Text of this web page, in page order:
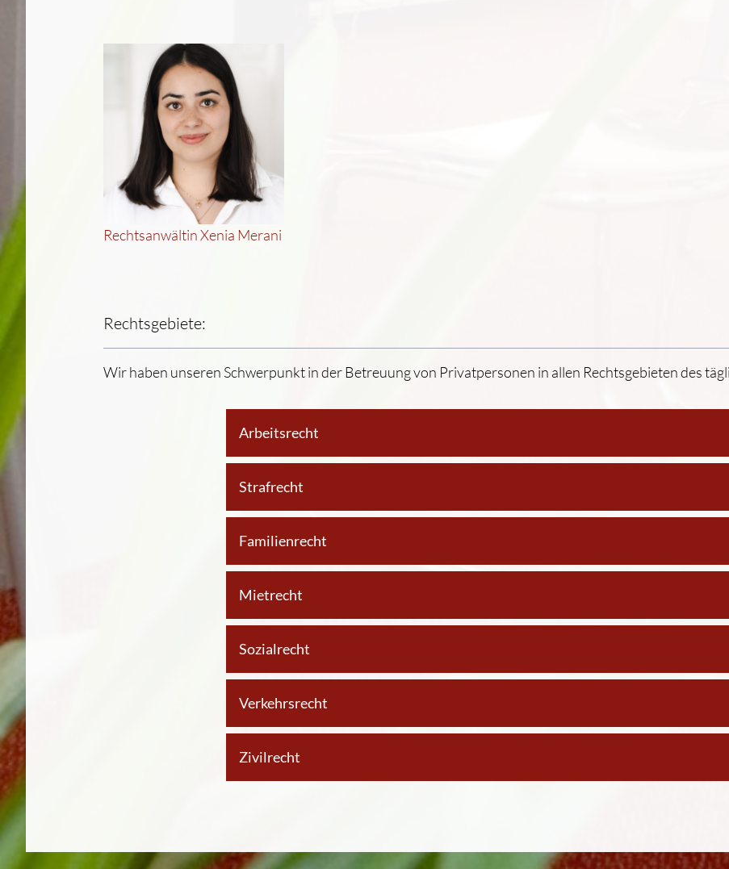
Rechtsanwältin Xenia Merani
Rechtsgebiete:
Wir haben unseren Schwerpunkt in der Betreuung von Privatpersonen in allen Rechtsgebieten des
Arbeitsrecht
Strafrecht
Familienrecht
Mietrecht
Sozialrecht
Verkehrsrecht
Zivilrecht